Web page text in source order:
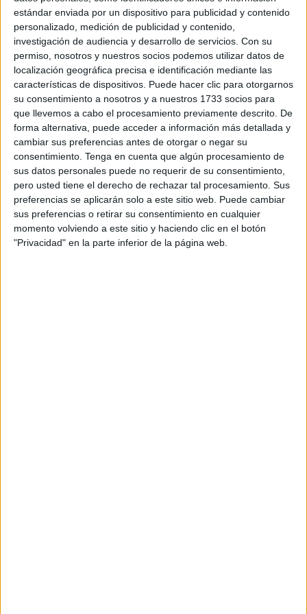
estándar enviada por un dispositivo para publicidad y contenido
personalizado, medición de publicidad y contenido,
investigación de audiencia y desarrollo de servicios. Con su
permiso, nosotros y nuestros socios podemos utilizar datos de
localización geográfica precisa e identificación mediante las
características de dispositivos. Puede hacer clic para otorgarnos
su consentimiento a nosotros y a nuestros 1733 socios para
que llevemos a cabo el procesamiento previamente descrito. De
forma alternativa, puede acceder a información más detallada y
cambiar sus preferencias antes de otorgar o negar su
consentimiento. Tenga en cuenta que algún procesamiento de
sus datos personales puede no requerir de su consentimiento,
pero usted tiene el derecho de rechazar tal procesamiento. Sus
preferencias se aplicarán solo a este sitio web. Puede cambiar
sus preferencias o retirar su consentimiento en cualquier
momento volviendo a este sitio y haciendo clic en el botón
"Privacidad" en la parte inferior de la página web.
Esto se traduce de manera acertada en unas
declaraciones claras deJosé Juan Romeroen una rueda
posterior: “A lo mejor nos hemos equivocado al hacer
49 puntos”. El míster usó esto para hacer referencia a que
el equipo vaya a pasar los dos últimos meses de
competición sin el peligro del descenso.
De las palabras del míster se sacó la conclusión de haber
vendido una ilusión, un espejismo, de que el Ceuta iba a
ser uno de esos candidatos a luchar el playoff. Una
posibilidad que incluso en victorias, el entrenador caballa